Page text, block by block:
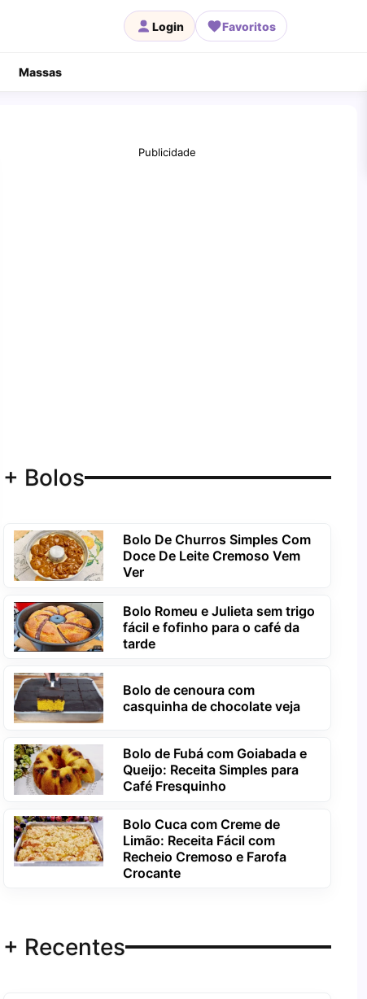
Login Favoritos
Massas
Publicidade
+ Bolos
Bolo De Churros Simples Com
Doce De Leite Cremoso Vem
Ver
Bolo Romeu e Julieta sem trigo
fácil e fofinho para o café da
tarde
Bolo de cenoura com
casquinha de chocolate veja
Bolo de Fubá com Goiabada e
Queijo: Receita Simples para
Café Fresquinho
Bolo Cuca com Creme de
Limão: Receita Fácil com
Recheio Cremoso e Farofa
Crocante
+ Recentes